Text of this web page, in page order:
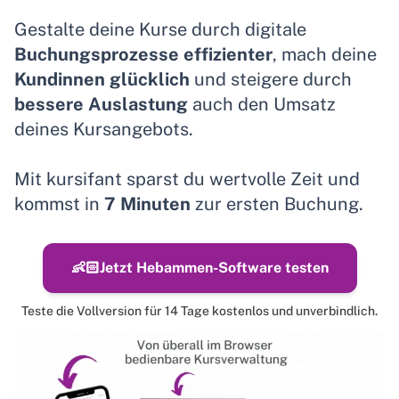
Gestalte deine Kurse durch digitale
Buchungsprozesse effizienter, mach deine
Kundinnen glücklich und steigere durch
bessere Auslastung auch den Umsatz
deines Kursangebots.
Mit kursifant sparst du wertvolle Zeit und
kommst in 7 Minuten zur ersten Buchung.
👶🏻Jetzt Hebammen-Software testen
Teste die Vollversion für 14 Tage kostenlos und unverbindlich.